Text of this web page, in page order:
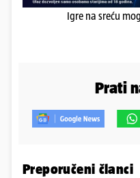
Igre na sreću
Prati
Preporučeni članci